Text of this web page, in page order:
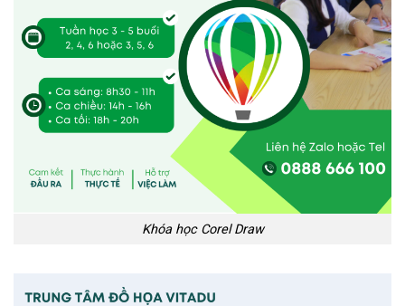
Khóa học Corel Draw